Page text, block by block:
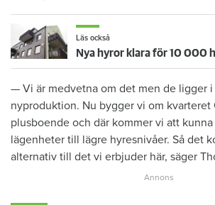
Läs också
— Vi är medvetna om det men de ligger
nyproduktion. Nu bygger vi om kvarteret
plusboende och där kommer vi att
lägenheter till lägre hyresnivåer. Så det
alternativ till det vi erbjuder här, säger